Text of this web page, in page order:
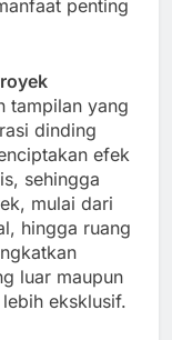
penting
tampilan yang
dinding
efek
sehingga
mulai dari
hingga ruang
luar maupun
eksklusif.